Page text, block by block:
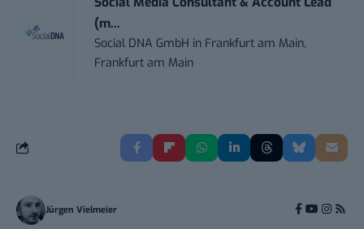
(m...
Social DNA GmbH in Frankfurt am Main,
Frankfurt am Main
Jürgen Vielmeier